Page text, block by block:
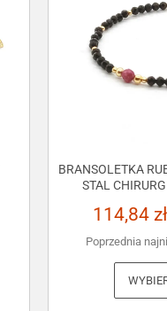
BRANSOLETKA
STAL
114,84 zł
Poprzednia